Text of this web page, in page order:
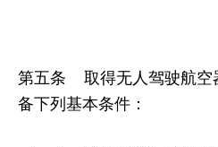
第五条 取得无人驾驶航空
备下列基本条件：